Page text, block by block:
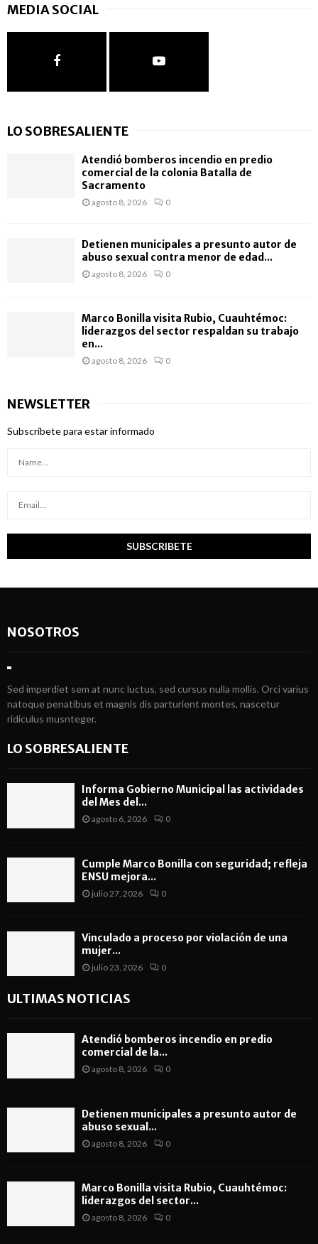
MEDIA SOCIAL
LO SOBRESALIENTE
Atendió bomberos incendio en predio
comercial de la colonia Batalla de
Sacramento
agosto 8, 2026 0
Detienen municipales a presunto autor de
abuso sexual contra menor de edad...
agosto 8, 2026 0
Marco Bonilla visita Rubio, Cuauhtémoc:
liderazgos del sector respaldan su trabajo
en...
agosto 8, 2026 0
NEWSLETTER
Subscribete para estar informado
NOSOTROS
Sed imperdiet sem at nunc luctus, sed cursus nulla mollis. Orci varius
natoque penatibus et magnis dis parturient montes, nascetur
ridiculus musnteger.
LO SOBRESALIENTE
Informa Gobierno Municipal las actividades
del Mes del...
agosto 6, 2026 0
Cumple Marco Bonilla con seguridad; refleja
ENSU mejora...
julio 27, 2026 0
Vinculado a proceso por violación de una
mujer...
julio 23, 2026 0
ULTIMAS NOTICIAS
Atendió bomberos incendio en predio
comercial de la...
agosto 8, 2026 0
Detienen municipales a presunto autor de
abuso sexual...
agosto 8, 2026 0
Marco Bonilla visita Rubio, Cuauhtémoc:
liderazgos del sector...
agosto 8, 2026 0